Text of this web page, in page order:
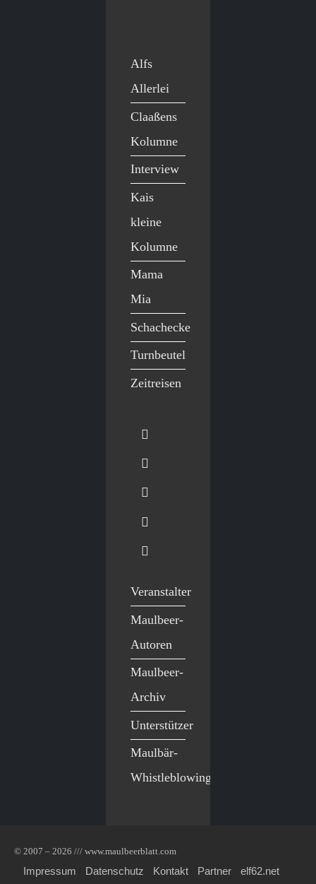
Alfs
Allerlei
Claaßens
Kolumne
Interview
Kais
kleine
Kolumne
Mama
Mia
Schachecke
Turnbeutel
Zeitreisen
Veranstalter
Maulbeer-
Autoren
Maulbeer-
Archiv
Unterstützer
Maulbär-
Whistleblowing
© 2007 – 2026 /// www.maulbeerblatt.com
Impressum Datenschutz Kontakt Partner elf62.net